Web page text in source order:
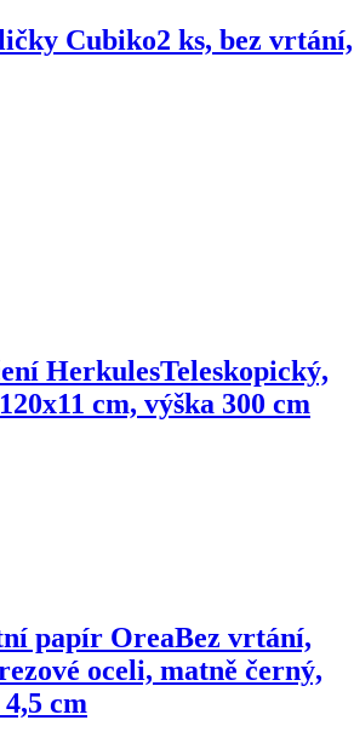
Cubiko2 ks, bez vrtání,
HerkulesTeleskopický,
cm, výška 300 cm
papír OreaBez vrtání,
oceli, matně černý,
cm